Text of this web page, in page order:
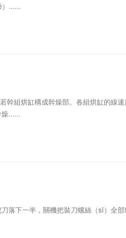
）......
組烘缸構成幹燥部。各組烘缸的線速
......
一半，關機把裝刀螺絲（sī）全部